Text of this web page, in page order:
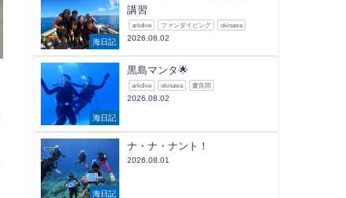
海日記
講習
arkdive ファンダイビング okinawa
2026.08.02
海日記
黒島マンタ🌟
arkdive okinawa 慶良間
2026.08.02
海日記
ナ・ナ・ナント！
2026.08.01